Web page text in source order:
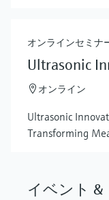
オンラインセミナ
Ultrasonic
オンライン
Ultrasonic
Transforming
イベント &